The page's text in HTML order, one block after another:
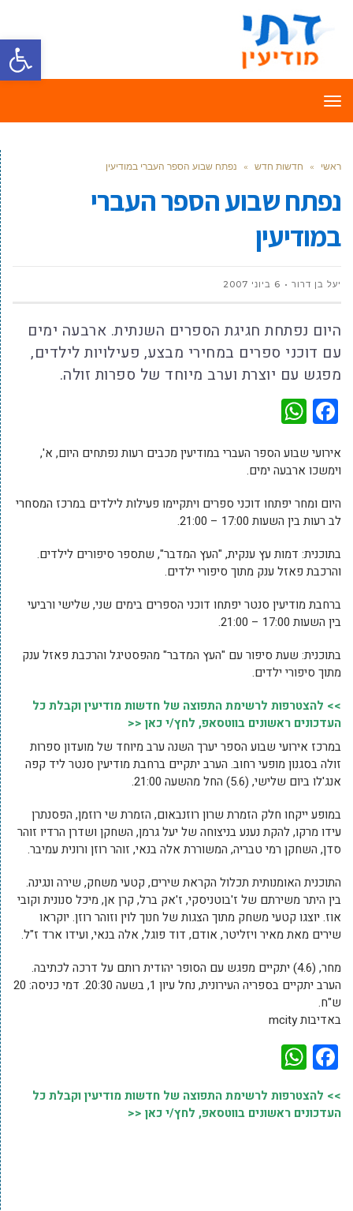
פתח
תפריט
ראשי » חדשות חדש » נפתח שבוע הספר העברי במודיעין
נפתח שבוע הספר העברי
במודיעין
יעל בן דרור 6 ביוני 2007
היום נפתחת חגיגת הספרים השנתית. ארבעה ימים
עם דוכני ספרים במחירי מבצע, פעילויות לילדים,
מפגש עם יוצרת וערב מיוחד של ספרות זולה.
Facebook
אירועי שבוע הספר העברי במודיעין מכבים רעות נפתחים היום, א',
וימשכו ארבעה ימים.
היום ומחר יפתחו דוכני ספרים ויתקיימו פעילות לילדים במרכז המסחרי
לב רעות בין השעות 17:00 – 21:00.
בתוכנית: דמות עץ ענקית, "העץ המדבר", שתספר סיפורים לילדים.
והרכבת פאזל ענק מתוך סיפורי ילדים.
ברחבת מודיעין סנטר יפתחו דוכני הספרים בימים שני, שלישי ורביעי
בין השעות 17:00 – 21:00.
בתוכנית: שעת סיפור עם "העץ המדבר" מהפסטיגל והרכבת פאזל ענק
מתוך סיפורי ילדים.
>> להצטרפות לרשימת התפוצה של חדשות מודיעין וקבלת כל
העדכונים ראשונים בווטסאפ, לחץ/י כאן <<
במרכז אירועי שבוע הספר יערך השנה ערב מיוחד של מועדון ספרות
זולה בסגנון מופעי רחוב. הערב יתקיים ברחבת מודיעין סנטר ליד קפה
אנג'לו ביום שלישי, (5.6) החל מהשעה 21:00.
במופע ייקחו חלק הזמרת שרון רוזנבאום, הזמרת שי רוזמן, הפסנתרן
עידו מרקו, להקת נענע בניצוחה של יעל גרמן, השחקן ושדרן הרדיו זוהר
סדן, השחקן רמי טבריה, המשוררת אלה בנאי, זוהר רוזן ורונית עמיבר.
התוכנית האומנותית תכלול הקראת שירים, קטעי משחק, שירה ונגינה.
בין היתר משירתם של ז'בוטניסקי, ז'אק ברל, קרן אן, מיכל סנונית וקובי
אוז. יוצגו קטעי משחק מתוך הצגות של חנוך לוין וזוהר רוזן. יוקראו
שירים מאת מאיר ויזליטר, אודם, דוד פוגל, אלה בנאי, ועידו ארד ז"ל.
מחר, (4.6) יתקיים מפגש עם הסופר יהודית רותם על דרכה לכתיבה.
הערב יתקיים בספריה העירונית, נחל עיון 1, בשעה 20:30. דמי כניסה: 20
ש"ח.
באדיבות mcity
Facebook
>> להצטרפות לרשימת התפוצה של חדשות מודיעין וקבלת כל
העדכונים ראשונים בווטסאפ, לחץ/י כאן <<